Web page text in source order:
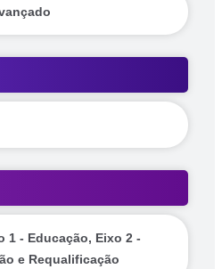
1 - Educação, Eixo 2 -
e Requalificação